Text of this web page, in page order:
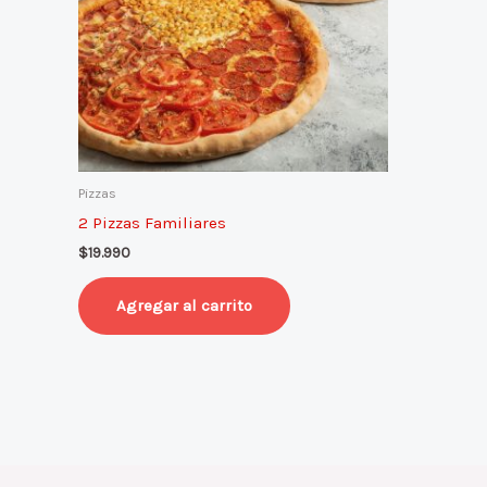
Pizzas
2 Pizzas Familiares
$19.990
Agregar al carrito